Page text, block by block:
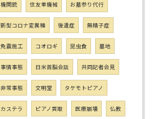
機関銃 住友重機械 お墓参り代行
新型コロナ変異種 後遺症 無精子症
免震施工 コオロギ 昆虫食 墓地
事情事態 日米首脳会談 共同記者会見
非常事態 文明堂 タケモトピアノ
カステラ ピアノ買取 医療崩壊 仏教